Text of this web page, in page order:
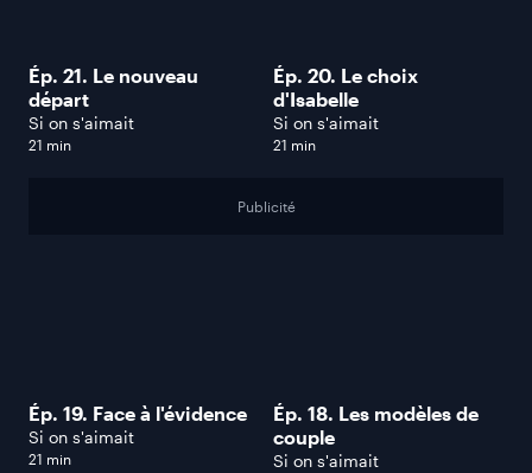
Ép. 21. Le nouveau
départ
Si on s'aimait
21 min
Ép. 20. Le choix
d'Isabelle
Si on s'aimait
21 min
Publicité
Ép. 19. Face à l'évidence
Si on s'aimait
21 min
Ép. 18. Les modèles de
couple
Si on s'aimait